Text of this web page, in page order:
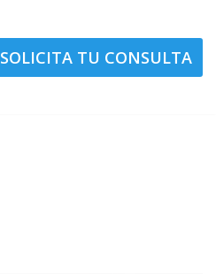
SOLICITA TU CONSULTA